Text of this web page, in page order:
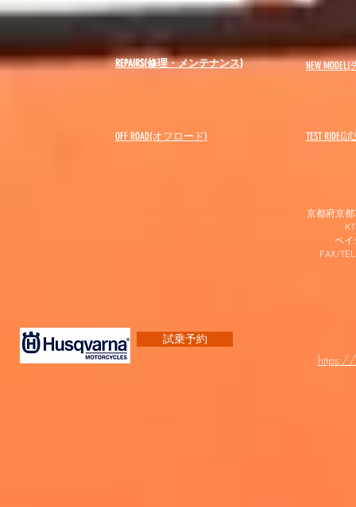
REPAIRS(修理・メンテナンス) NEW MODEL(
OFF ROAD(オフロード) ​TEST RIDE(
京都府京
ベイ
FAX/
試乗予約
https://